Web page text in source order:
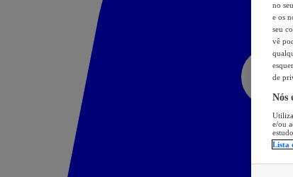
no
e os
seu
vê
de
Nós
e/ou
Lista